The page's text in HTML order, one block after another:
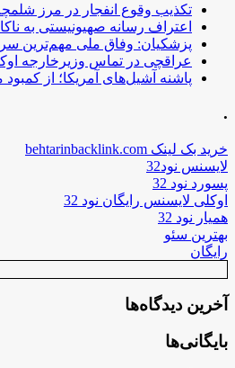
تکذیب وقوع انفجار در مرز
اعتراف رسانه صهیونیستی به
پزشکیان: وفاق ملی مهم‌ترین
عراقچی در تماس وزیرخارجه
پاشنه آشیل‌های آمریکا؛ از
.
خرید بک لینک behtarinbacklink.com
لایسنس نود32
پسورد نود 32
اوکلی لایسنس رایگان نود 32
همیار نود 32
بهترین سئو
رایگان
آخرین دیدگاه‌ها
بایگانی‌ها